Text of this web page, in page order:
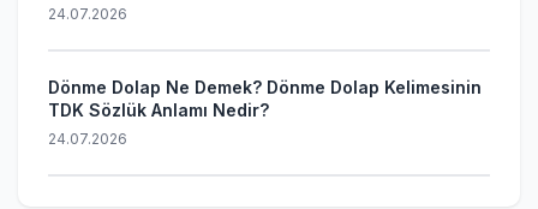
24.07.2026
Dönme Dolap Ne Demek? Dönme Dolap Kelimesinin
TDK Sözlük Anlamı Nedir?
24.07.2026